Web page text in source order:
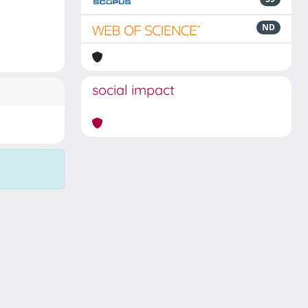
ND
social impact